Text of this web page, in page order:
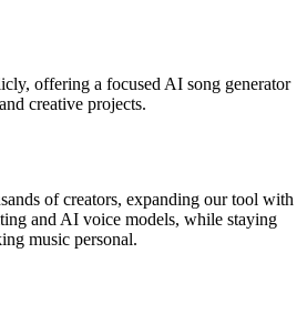
offering a focused AI song generator
creative projects.
of creators, expanding our tool with
and AI voice models, while staying
music personal.